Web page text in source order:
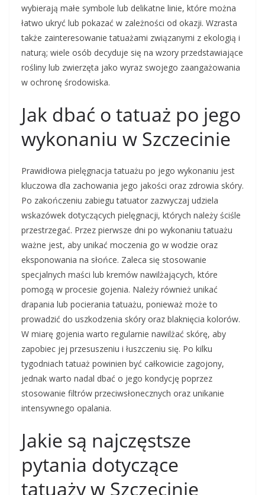
wybierają małe symbole lub delikatne linie, które można
łatwo ukryć lub pokazać w zależności od okazji. Wzrasta
także zainteresowanie tatuażami związanymi z ekologią i
naturą; wiele osób decyduje się na wzory przedstawiające
rośliny lub zwierzęta jako wyraz swojego zaangażowania
w ochronę środowiska.
Jak dbać o tatuaż po jego
wykonaniu w Szczecinie
Prawidłowa pielęgnacja tatuażu po jego wykonaniu jest
kluczowa dla zachowania jego jakości oraz zdrowia skóry.
Po zakończeniu zabiegu tatuator zazwyczaj udziela
wskazówek dotyczących pielęgnacji, których należy ściśle
przestrzegać. Przez pierwsze dni po wykonaniu tatuażu
ważne jest, aby unikać moczenia go w wodzie oraz
eksponowania na słońce. Zaleca się stosowanie
specjalnych maści lub kremów nawilżających, które
pomogą w procesie gojenia. Należy również unikać
drapania lub pocierania tatuażu, ponieważ może to
prowadzić do uszkodzenia skóry oraz blaknięcia kolorów.
W miarę gojenia warto regularnie nawilżać skórę, aby
zapobiec jej przesuszeniu i łuszczeniu się. Po kilku
tygodniach tatuaż powinien być całkowicie zagojony,
jednak warto nadal dbać o jego kondycję poprzez
stosowanie filtrów przeciwsłonecznych oraz unikanie
intensywnego opalania.
Jakie są najczęstsze
pytania dotyczące
tatuaży w Szczecinie